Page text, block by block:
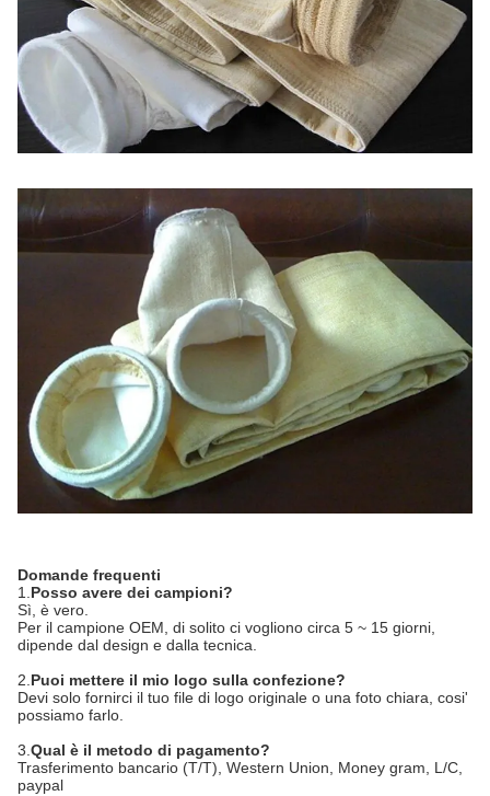
Domande frequenti
1.Posso avere dei campioni?
Sì, è vero.
Per il campione OEM, di solito ci vogliono circa 5 ~ 15 giorni,
dipende dal design e dalla tecnica.
2.Puoi mettere il mio logo sulla confezione?
Devi solo fornirci il tuo file di logo originale o una foto chiara, cosi'
possiamo farlo.
3.Qual è il metodo di pagamento?
Trasferimento bancario (T/T), Western Union, Money gram, L/C,
paypal